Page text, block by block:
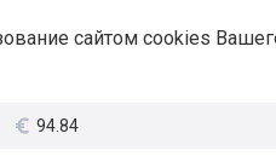
сайтом cookies
94.84